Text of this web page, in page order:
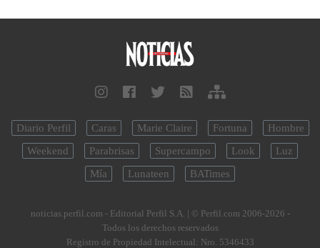
Diario Perfil Caras Marie Claire Fortuna
Hombre
Weekend
Parabrisas Supercampo Look
Luz
Mía
Lunateen BATimes
noticias.perfil.com - Editorial Perfil S.A. | © Perfil.com 2006-2026 -
Todos los derechos reservados
Registro de Propiedad Intelectual: Nro. 5346433